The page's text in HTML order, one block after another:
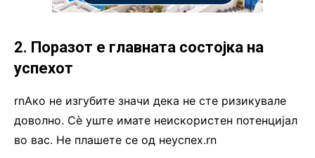
2. Поразот е главната состојка на
успехот
rnАко не изгубите значи дека не сте ризикувале
доволно. Сè уште имате неискористен потенцијал
во вас. Не плашете се од неуспех.rn